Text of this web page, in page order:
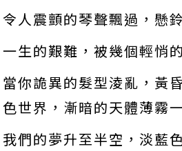
令人震顫的琴聲飄過，懸
一生的艱難，被幾個輕悄
當你詭異的髮型淩亂，黃
色世界，漸暗的天體薄霧
我們的夢升至半空，淡藍